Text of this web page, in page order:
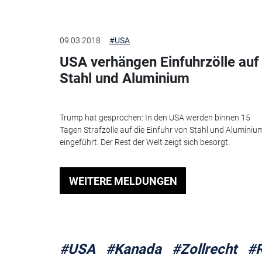
09.03.2018 #USA
USA verhängen Einfuhrzölle auf
Stahl und Aluminium
Trump hat gesprochen: In den USA werden binnen 15
Tagen Strafzölle auf die Einfuhr von Stahl und
eingeführt. Der Rest der Welt zeigt sich besorgt.
WEITERE MELDUNGEN
#USA #Kanada #Zollrecht